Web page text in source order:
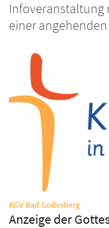
Infoveranstaltung
einer
KGV Bad Godesberg:
Anzeige der